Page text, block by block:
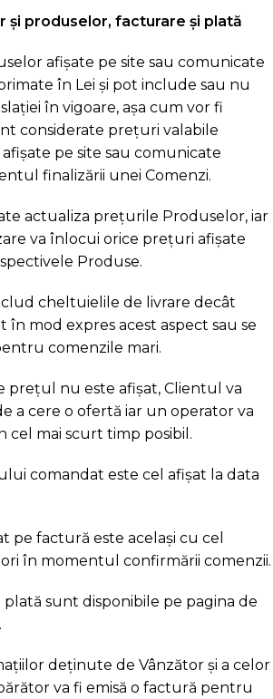
și produselor, facturare și plată
afișate pe site sau comunicate
în Lei și pot include sau nu
în vigoare, așa cum vor fi
considerate prețuri valabile
pe site sau comunicate
finalizării unei Comenzi.
actualiza prețurile Produselor, iar
va înlocui orice prețuri afișate
Produse.
cheltuielile de livrare decât
în mod expres acest aspect sau se
comenzile mari.
prețul nu este afișat, Clientul va
a cere o ofertă iar un operator va
mai scurt timp posibil.
comandat este cel afișat la data
pe factură este același cu cel
în momentul confirmării comenzii.
plată sunt disponibile pe pagina de
deținute de Vânzător și a celor
va fi emisă o factură pentru